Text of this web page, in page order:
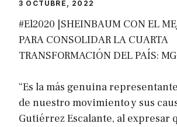
3 OCTUBRE, 2022
#El2020 |SHEINBAUM CON EL
PARA CONSOLIDAR LA CUARTA
TRANSFORMACIÓN DEL PAÍS:
“Es la más genuina
de nuestro movimiento y sus
Gutiérrez Escalante, al expresar